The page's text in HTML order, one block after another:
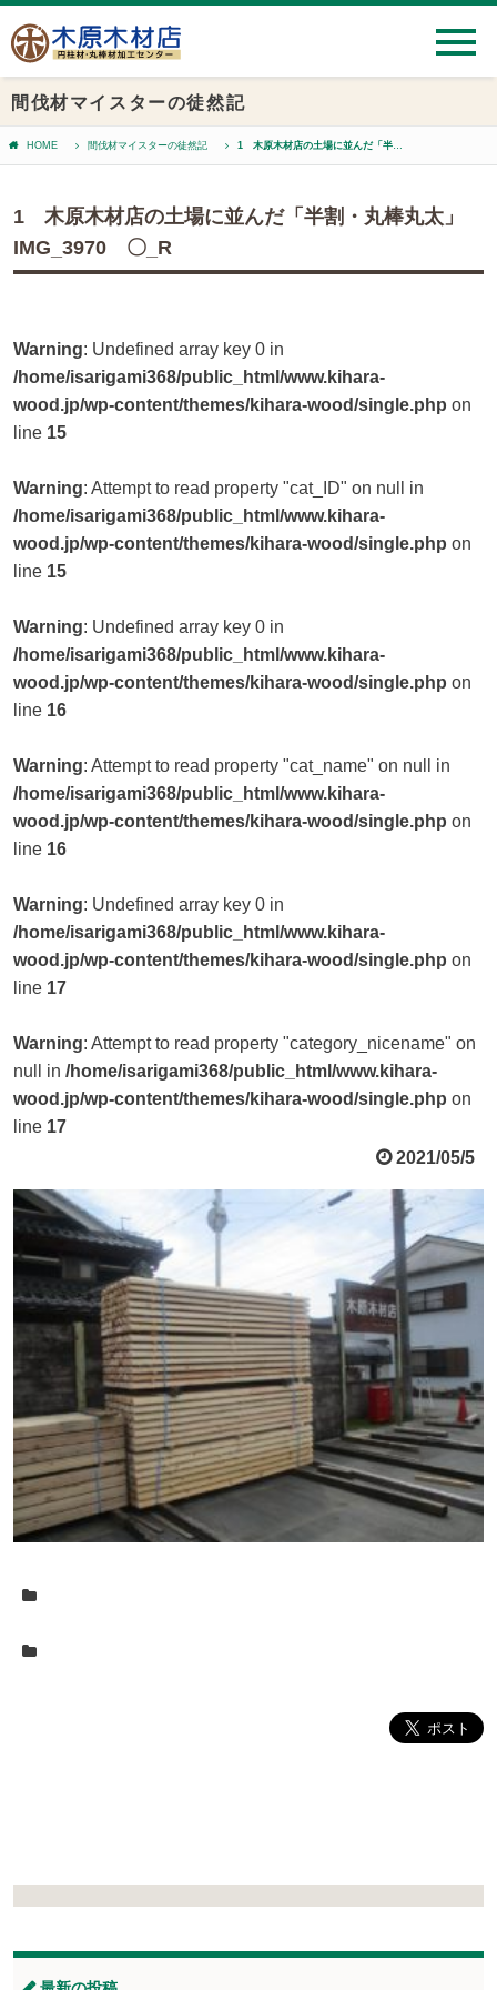
間伐材マイスターの徒然記
HOME 間伐材マイスターの徒然記 1 木原木材店の土場に並んだ「半割・丸棒丸太」IMG_3970 〇_R
1 木原木材店の土場に並んだ「半割・丸棒丸太」
IMG_3970 〇_R
Warning: Undefined array key 0 in
/home/isarigami368/public_html/www.kihara-
wood.jp/wp-content/themes/kihara-wood/single.php on
line 15
Warning: Attempt to read property "cat_ID" on null in
/home/isarigami368/public_html/www.kihara-
wood.jp/wp-content/themes/kihara-wood/single.php on
line 15
Warning: Undefined array key 0 in
/home/isarigami368/public_html/www.kihara-
wood.jp/wp-content/themes/kihara-wood/single.php on
line 16
Warning: Attempt to read property "cat_name" on null in
/home/isarigami368/public_html/www.kihara-
wood.jp/wp-content/themes/kihara-wood/single.php on
line 16
Warning: Undefined array key 0 in
/home/isarigami368/public_html/www.kihara-
wood.jp/wp-content/themes/kihara-wood/single.php on
line 17
Warning: Attempt to read property "category_nicename" on
null in /home/isarigami368/public_html/www.kihara-
wood.jp/wp-content/themes/kihara-wood/single.php on
line 17
2021/05/5